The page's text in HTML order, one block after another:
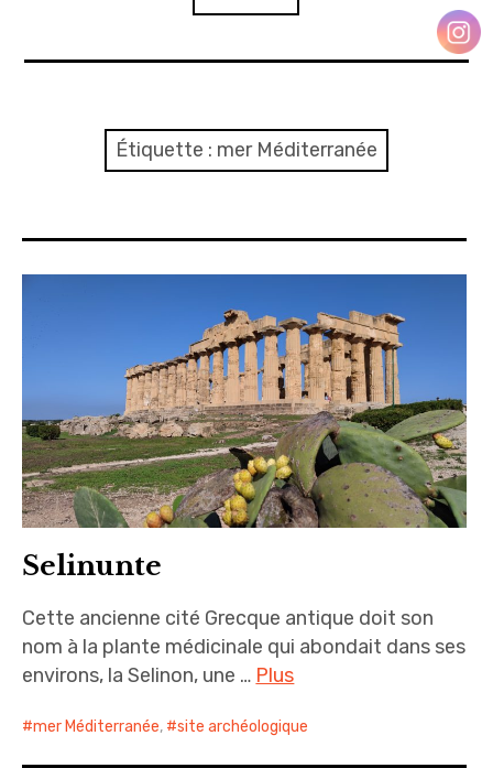
A propos
L’auto
Étiquette : mer Méditerranée
Selinunte
Cette ancienne cité Grecque antique doit son
nom à la plante médicinale qui abondait dans ses
environs, la Selinon, une … Plus
mer Méditerranée, site archéologique